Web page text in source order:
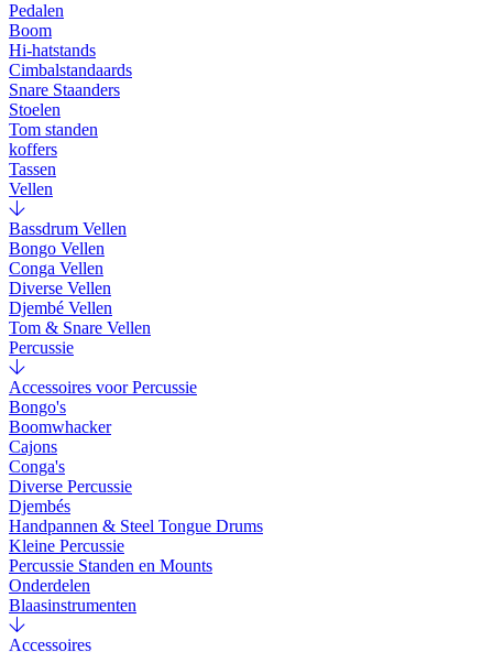
Pedalen
Boom
Hi-hatstands
Cimbalstandaards
Snare Staanders
Stoelen
Tom standen
koffers
Tassen
Vellen
Bassdrum Vellen
Bongo Vellen
Conga Vellen
Diverse Vellen
Djembé Vellen
Tom & Snare Vellen
Percussie
Accessoires voor Percussie
Bongo's
Boomwhacker
Cajons
Conga's
Diverse Percussie
Djembés
Handpannen & Steel Tongue Drums
Kleine Percussie
Percussie Standen en Mounts
Onderdelen
Blaasinstrumenten
Accessoires